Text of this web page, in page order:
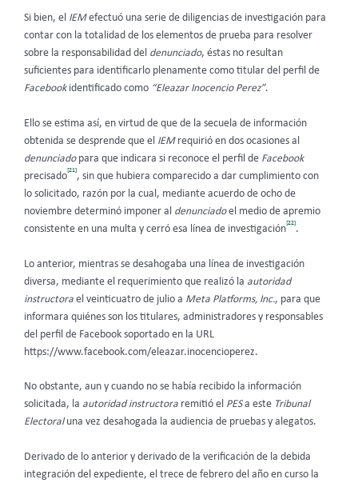
Si bien, el IEMefectuó una serie de diligencias de investigación para
contar con la totalidad de los elementos de prueba para resolver
sobre la responsabilidad del denunciado, éstas no resultan
suficientes para identificarlo plenamente como titular del perfil de
Facebookidentificado como “Eleazar Inocencio Perez”.
Ello se estima así, en virtud de que de la secuela de información
obtenida se desprende que el IEMrequirió en dos ocasiones al
denunciadopara que indicara si reconoce el perfil de Facebook
precisado
[21]
, sin que hubiera comparecido a dar cumplimiento con
lo solicitado, razón por la cual, mediante acuerdo de ocho de
noviembre determinó imponer al denunciadoel medio de apremio
consistente en una multa y cerró esa línea de investigación
[22]
.
Lo anterior, mientras se desahogaba una línea de investigación
diversa, mediante el requerimiento que realizó la autoridad
instructora el veinticuatro de julio a Meta Platforms, Inc., para que
informara quiénes son los titulares, administradores y responsables
del perfil de Facebook soportado en la URL
https://www.facebook.com/eleazar.inocencioperez.
No obstante, aun y cuando no se había recibido la información
solicitada, la autoridad instructora remitió el PESa este Tribunal
Electoral una vez desahogada la audiencia de pruebas y alegatos.
Derivado de lo anterior y derivado de la verificación de la debida
integración del expediente, el trece de febrero del año en curso la